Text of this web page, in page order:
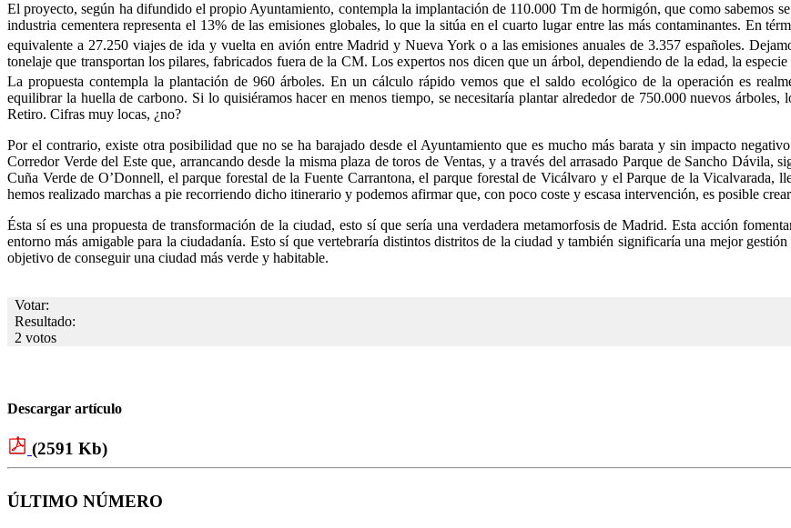
El proyecto, según ha difundido el propio Ayuntamiento, contempla la implantación de 110.000 Tm de hormigón, que como sabemos
industria cementera representa el 13% de las emisiones globales, lo que la sitúa en el cuarto lugar entre las más contaminantes. En
equivalente a 27.250 viajes de ida y vuelta en avión entre Madrid y Nueva York o a las emisiones anuales de 3.357 españoles.
tonelaje que transportan los pilares, fabricados fuera de la CM. Los expertos nos dicen que un árbol, dependiendo de la edad, la
La propuesta contempla la plantación de 960 árboles. En un cálculo rápido vemos que el saldo ecológico de la operación es
equilibrar la huella de carbono. Si lo quisiéramos hacer en menos tiempo, se necesitaría plantar alrededor de 750.000 nuevos
Retiro. Cifras muy locas, ¿no?
Por el contrario, existe otra posibilidad que no se ha barajado desde el Ayuntamiento que es mucho más barata y sin impacto
Corredor Verde del Este que, arrancando desde la misma plaza de toros de Ventas, y a través del arrasado Parque de Sancho
Cuña Verde de O’Donnell, el parque forestal de la Fuente Carrantona, el parque forestal de Vicálvaro y el Parque de la Vicalvarada,
hemos realizado marchas a pie recorriendo dicho itinerario y podemos afirmar que, con poco coste y escasa intervención, es posible
Ésta sí es una propuesta de transformación de la ciudad, esto sí que sería una verdadera metamorfosis de Madrid. Esta acción
entorno más amigable para la ciudadanía. Esto sí que vertebraría distintos distritos de la ciudad y también significaría una mejor
objetivo de conseguir una ciudad más verde y habitable.
Votar:
Resultado:
2 votos
Descargar artículo
(2591 Kb)
ÚLTIMO NÚMERO